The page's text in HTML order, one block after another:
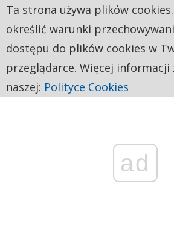
ad
Ta strona używa plików
określić warunki
dostępu do plików cookies w
przeglądarce. Więcej informacji
naszej: Polityce Cookies